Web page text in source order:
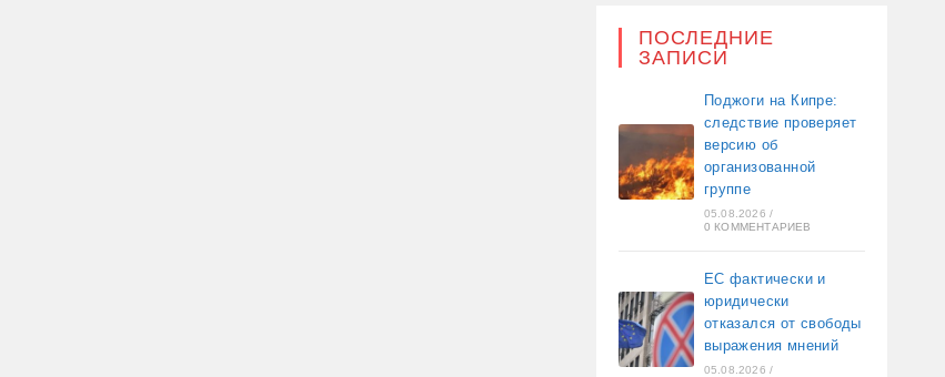
ПОСЛЕДНИЕ
ЗАПИСИ
Поджоги на Кипре:
следствие проверяет
версию об
организованной
группе
05.08.2026 /
0 КОММЕНТАРИЕВ
ЕС фактически и
юридически
отказался от свободы
выражения мнений
05.08.2026 /